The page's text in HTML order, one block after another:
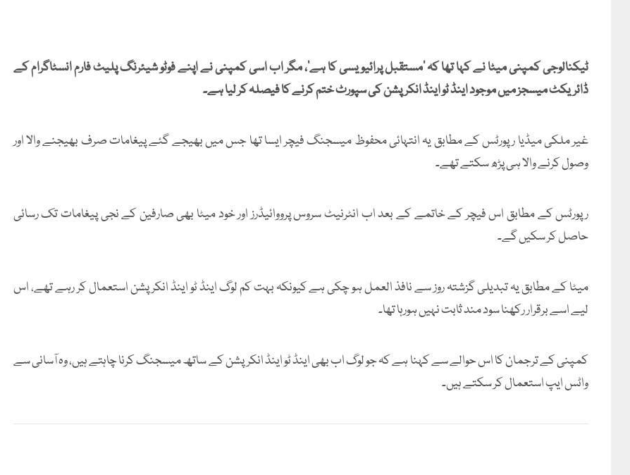
ٹیکنالوجی کمپنی میٹا نے کہا تھا کہ ’مستقبل پرائیویسی کا ہے‘، مگر اب اسی کمپنی نے اپنے فوٹو شیئرنگ پلیٹ فارم انسٹاگرام کے
ڈائریکٹ میسجز میں موجود اینڈ ٹو اینڈ انکرپشن کی سپورٹ ختم کرنے کا فیصلہ کر لیا ہے۔
غیر ملکی میڈیا رپورٹس کے مطابق یہ انتہائی محفوظ میسجنگ فیچر ایسا تھا جس میں بھیجے گئے پیغامات صرف بھیجنے والا اور
وصول کرنے والا ہی پڑھ سکتے تھے۔
رپورٹس کے مطابق اس فیچر کے خاتمے کے بعد اب انٹرنیٹ سروس پرووائیڈرز اور خود میٹا بھی صارفین کے نجی پیغامات تک رسائی
حاصل کر سکیں گے۔
میٹا کے مطابق یہ تبدیلی گزشتہ روز سے نافذ العمل ہو چکی ہے کیونکہ بہت کم لوگ اینڈ ٹو اینڈ انکرپشن استعمال کر رہے تھے، اس
لیے اسے برقرار رکھنا سود مند ثابت نہیں ہورہا تھا۔
کمپنی کے ترجمان کا اس حوالے سے کہنا ہے کہ جو لوگ اب بھی اینڈ ٹو اینڈ انکرپشن کے ساتھ میسجنگ کرنا چاہتے ہیں، وہ آسانی سے
واٹس ایپ استعمال کر سکتے ہیں۔